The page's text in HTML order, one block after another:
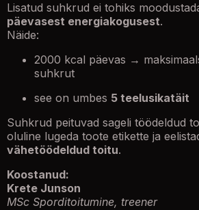
Lisatud suhkrud ei tohiks
päevasest energiakogusest.
Näide:
2000 kcal päevas →
suhkrut
see on umbes 5 teelusikatäit
Suhkrud peituvad sageli töödeldud
oluline lugeda toote etikette ja
vähetöödeldud toitu.
Koostanud:
Krete Junson
MSc Sporditoitumine, treener